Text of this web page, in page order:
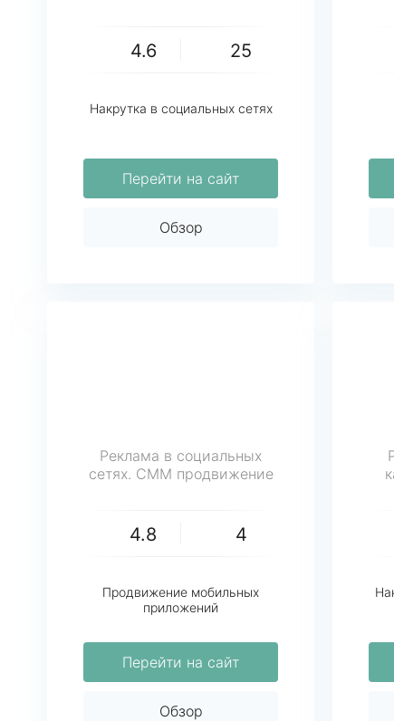
4.6 25
Накрутка в социальных сетях
Перейти на сайт
Обзор
Реклама в социальных
сетях. СММ продвижение
4.8 4
Продвижение мобильных
приложений
Перейти на сайт
Обзор